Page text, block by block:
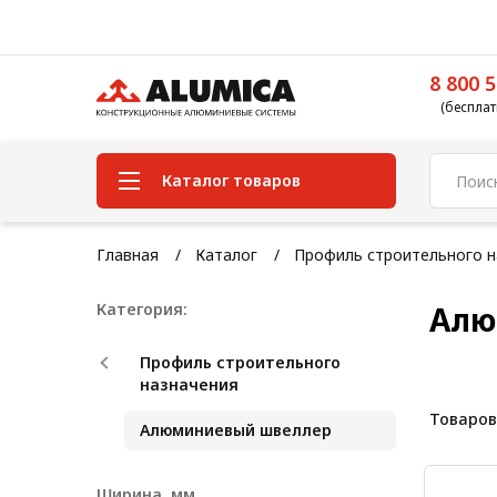
8 800
Каталог товаров
Система конструкционного
Конструкционная трубная
Модульная трубная система
Кабельные короба
Главная Каталог Профиль строительного
Категория:
Профиль строительного
назначения
Алюминиевый швеллер